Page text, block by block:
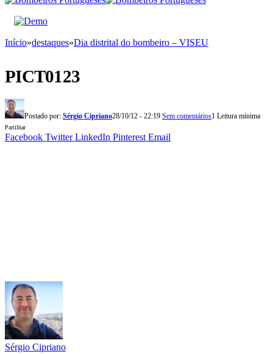
Início»destaques»Dia distrital do bombeiro – VISEU
PICT0123
Postado por: Sérgio Cipriano28/10/12 - 22:19 Sem comentários1 Leitura mínima
Partilhar
Facebook Twitter LinkedIn Pinterest Email
Sérgio Cipriano